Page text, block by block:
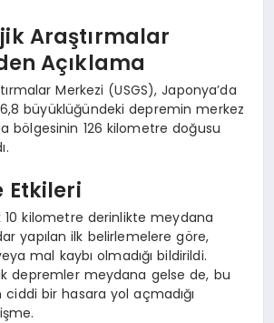
Araştırmalar
Açıklama
Merkezi (USGS), Japonya’da
büyüklüğündeki depremin merkez
bölgesinin 126 kilometre doğusu
Etkileri
10 kilometre derinlikte meydana
yapılan ilk belirlemelere göre,
mal kaybı olmadığı bildirildi.
depremler meydana gelse de, bu
bir hasara yol açmadığı